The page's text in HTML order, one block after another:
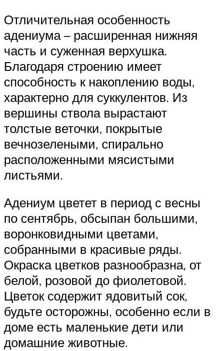
Отличительная особенность
адениума – расширенная нижняя
часть и суженная верхушка.
Благодаря строению имеет
способность к накоплению воды,
характерно для суккулентов. Из
вершины ствола вырастают
толстые веточки, покрытые
вечнозелеными, спирально
расположенными мясистыми
листьями.
Адениум цветет в период с весны
по сентябрь, обсыпан большими,
воронковидными цветами,
собранными в красивые ряды.
Окраска цветков разнообразна, от
белой, розовой до фиолетовой.
Цветок содержит ядовитый сок,
будьте осторожны, особенно если в
доме есть маленькие дети или
домашние животные.